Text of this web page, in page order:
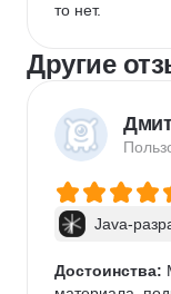
то нет.
Другие
Java-
Достоинства: